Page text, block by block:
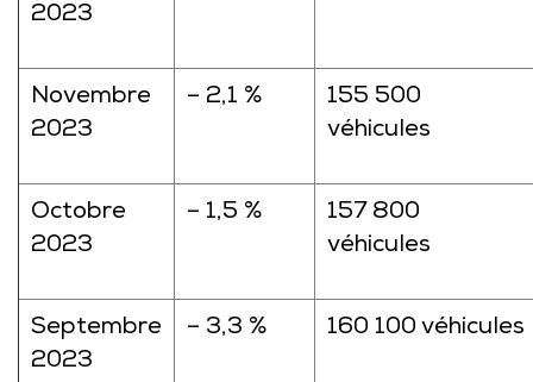
2023
Novembre
2023
– 2,1 %
155 500
véhicules
Octobre
2023
– 1,5 %
157 800
véhicules
Septembre
2023
– 3,3 % 160 100 véhicules